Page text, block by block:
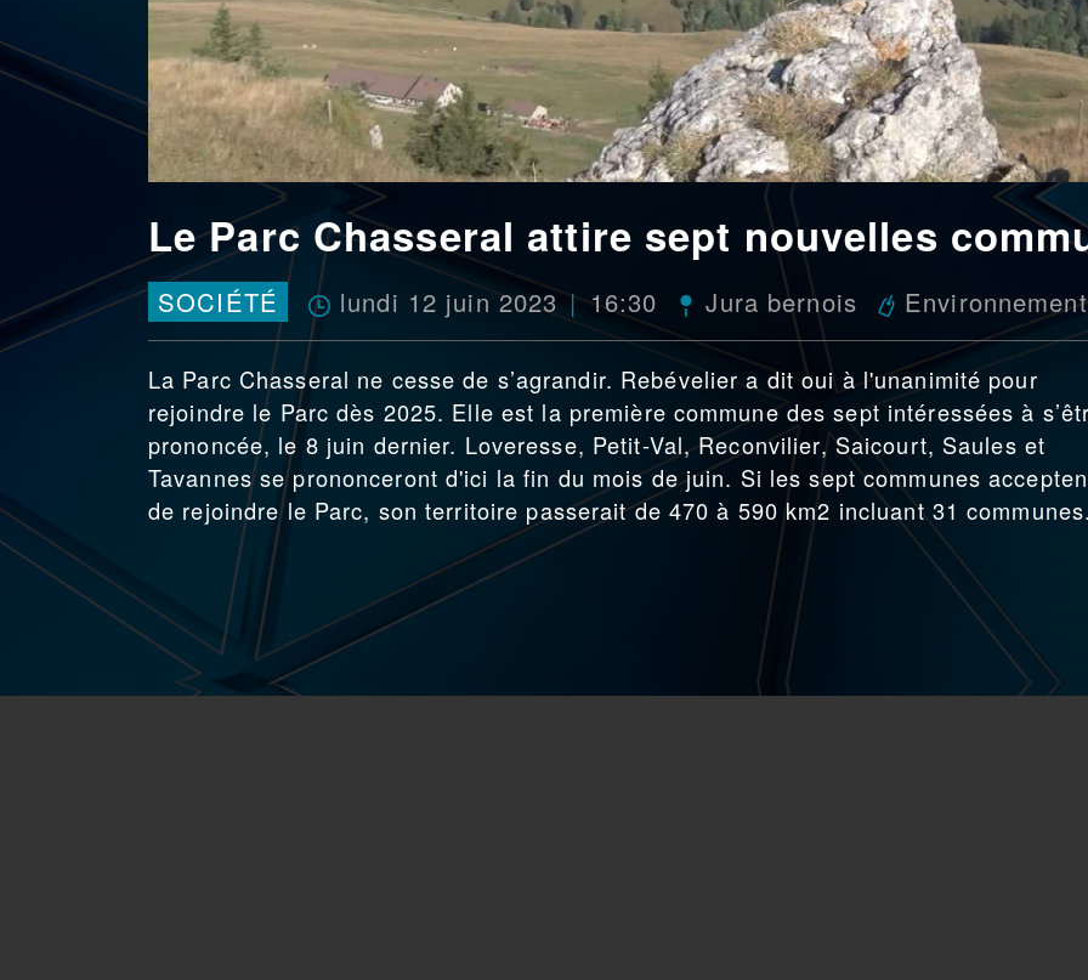
Le Parc Chasseral attire sept nouvelles
SOCIÉTÉ lundi 12 juin 2023 16:30 Jura bernois Environnement
La Parc Chasseral ne cesse de s’agrandir. Rebévelier a dit oui à l'unanimité pour
rejoindre le Parc dès 2025. Elle est la première commune des sept intéressées à
prononcée, le 8 juin dernier. Loveresse, Petit-Val, Reconvilier, Saicourt, Saules et
Tavannes se prononceront d'ici la fin du mois de juin. Si les sept communes
de rejoindre le Parc, son territoire passerait de 470 à 590 km2 incluant 31